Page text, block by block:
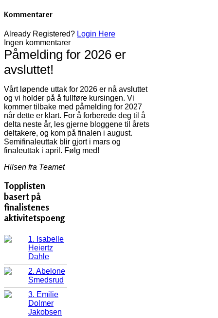
Kommentarer
Already Registered? Login Here
Ingen kommentarer
Påmelding for 2026 er
avsluttet!
Vårt løpende uttak for 2026 er nå avsluttet
og vi holder på å fullføre kursingen. Vi
kommer tilbake med påmelding for 2027
når dette er klart. For å forberede deg til å
delta neste år, les gjerne bloggene til årets
deltakere, og kom på finalen i august.
Semifinaleuttak blir gjort i mars og
finaleuttak i april. Følg med!
Hilsen fra Teamet
Topplisten
basert på
finalistenes
aktivitetspoeng
1. Isabelle
Heiertz
Dahle
2. Abelone
Smedsrud
3. Emilie
Dolmer
Jakobsen